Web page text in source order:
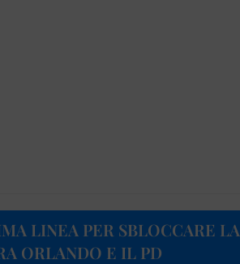
LINEA PER SBLOCCARE LA
ORLANDO E IL PD